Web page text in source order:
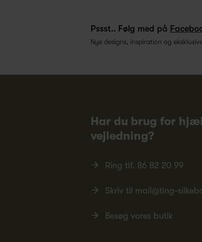
Pssst.. Følg med på
Nye designs, inspiration og
Har du brug for
vejledning?
Ring tlf. 86 82 20 99
Skriv til mail@ting-
Besøg vores butik